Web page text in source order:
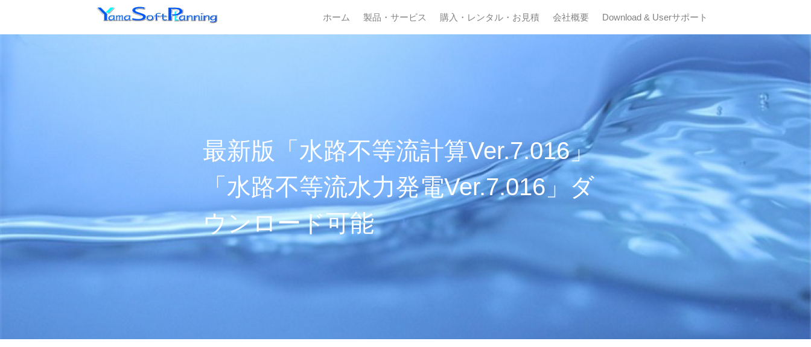
ホーム 製品・サービス 購入・レンタル・お見積 会社概要 Download & Userサポート
最新版「水路不等流計算Ver.7.016」
「水路不等流水力発電Ver.7.016」ダ
ウンロード可能